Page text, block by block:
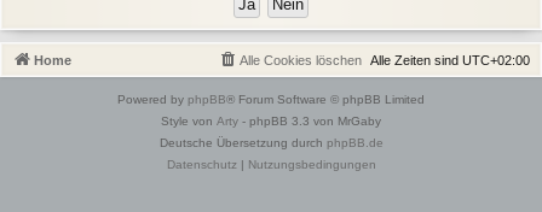
Home Alle Zeiten sind UTC+02:00
Alle Cookies löschen
Powered by phpBB® Forum Software © phpBB Limited
Style von Arty - phpBB 3.3 von MrGaby
Deutsche Übersetzung durch phpBB.de
Datenschutz| Nutzungsbedingungen